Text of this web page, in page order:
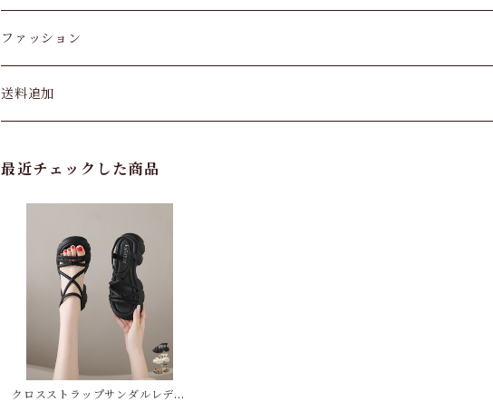
ファッション
パンツ&スカート
バッグ
カーディガン
パンプス・サンダル
ワンピース・セットアップ
送料追加
最近チェックした商品
クロスストラップサンダルレディ